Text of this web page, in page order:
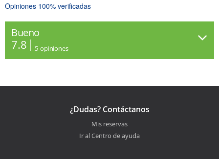
Opiniones 100% verificadas
Bueno
7.8 5 opiniones
¿Dudas? Contáctanos
Mis reservas
Ir al Centro de ayuda